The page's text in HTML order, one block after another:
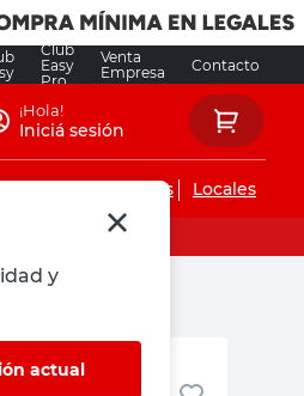
Club
Easy
Pro
Venta
Empresa
Contacto
y
actual
¡Hola!
Iniciá sesión
de instalaciones Locales